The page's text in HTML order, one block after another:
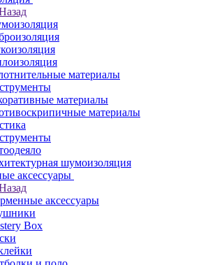
материалы
материалы
материалы
шумоизоляция
аксессуары
аксессуары
Box